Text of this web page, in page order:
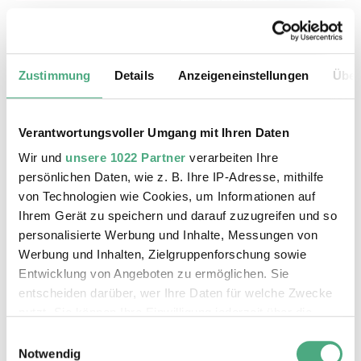
Zustimmung Details Anzeigeneinstellungen
Verantwortungsvoller Umgang mit Ihren Daten
Wir und unsere 1022 Partner verarbeiten Ihre
persönlichen Daten, wie z. B. Ihre IP-Adresse, mithilfe
von Technologien wie Cookies, um Informationen auf
Ihrem Gerät zu speichern und darauf zuzugreifen und so
personalisierte Werbung und Inhalte, Messungen von
Werbung und Inhalten, Zielgruppenforschung sowie
Entwicklung von Angeboten zu ermöglichen. Sie
entscheiden darüber, wer Ihre Daten für welche Zwecke
Trigger Symbol ändern oder widerrufen
Notwendig
ÖFFENTLICHE FÜHRUNG
Der Erzschrägaufzug der Völklinger Hütte mit
Copyright: Weltkulturerbe Völklinger Hütte | Karl
©
Das Weltkulturerbe Völklinger Hütte